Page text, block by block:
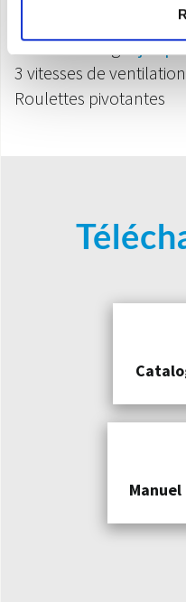
Télécommande
Minuteur integré
3 vitesses de ventilation
Roulettes pivotantes